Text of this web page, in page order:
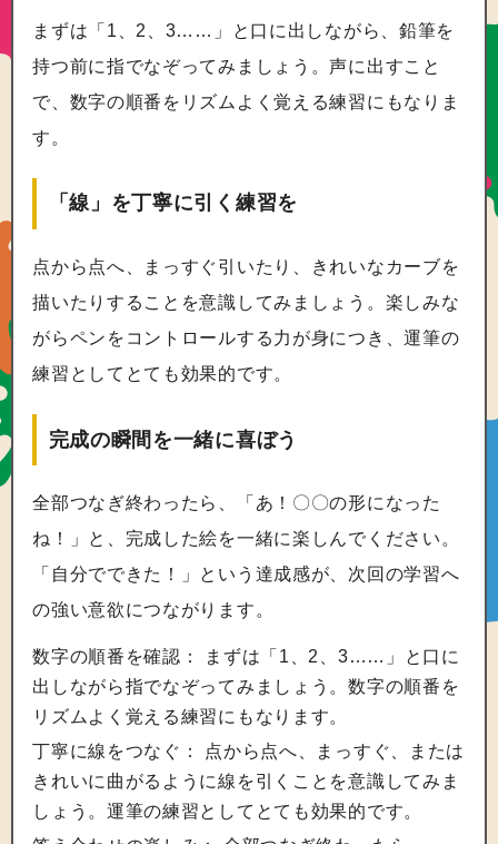
まずは「1、2、3……」と口に出しながら、鉛筆を
持つ前に指でなぞってみましょう。声に出すこと
で、数字の順番をリズムよく覚える練習にもなりま
す。
「線」を丁寧に引く練習を
点から点へ、まっすぐ引いたり、きれいなカーブを
描いたりすることを意識してみましょう。楽しみな
がらペンをコントロールする力が身につき、運筆の
練習としてとても効果的です。
完成の瞬間を一緒に喜ぼう
全部つなぎ終わったら、「あ！〇〇の形になった
ね！」と、完成した絵を一緒に楽しんでください。
「自分でできた！」という達成感が、次回の学習へ
の強い意欲につながります。
数字の順番を確認： まずは「1、2、3……」と口に
出しながら指でなぞってみましょう。数字の順番を
リズムよく覚える練習にもなります。
丁寧に線をつなぐ： 点から点へ、まっすぐ、または
きれいに曲がるように線を引くことを意識してみま
しょう。運筆の練習としてとても効果的です。